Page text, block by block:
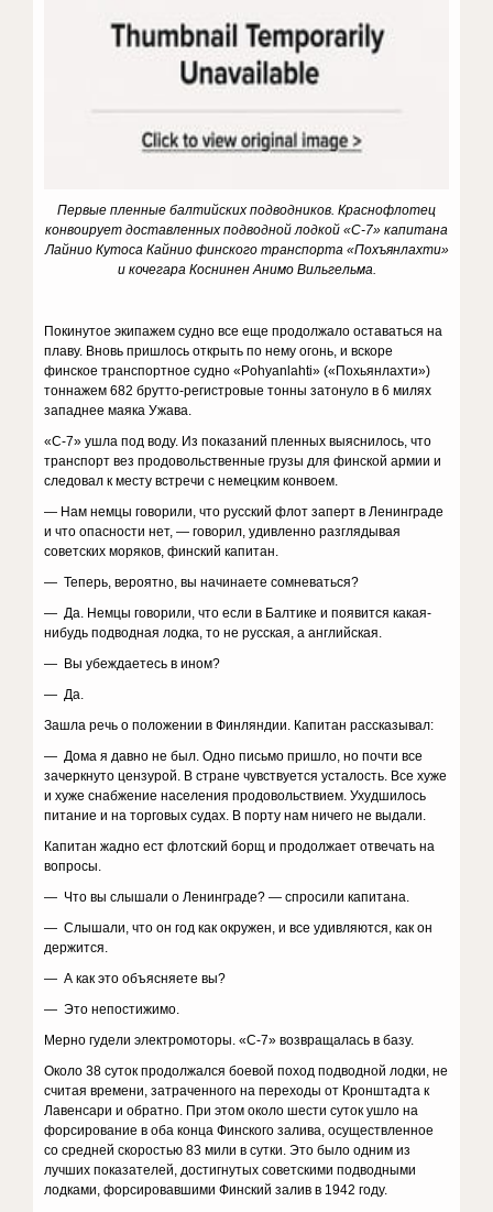
Первые пленные балтийских подводников. Краснофлотец
конвоирует доставленных подводной лодкой «С-7» капитана
Лайнио Кутоса Кайнио финского транспорта «Похъянлахти»
и кочегара Коснинен Анимо Вильгельма.
Покинутое экипажем судно все еще продолжало оставаться на
плаву. Вновь пришлось открыть по нему огонь, и вскоре
финское транспортное судно «Pohyanlahti» («Похьянлахти»)
тоннажем 682 брутто-регистровые тонны затонуло в 6 милях
западнее маяка Ужава.
«С-7» ушла под воду. Из показаний пленных выяснилось, что
транспорт вез продовольственные грузы для финской армии и
следовал к месту встречи с немецким конвоем.
— Нам немцы говорили, что русский флот заперт в Ленинграде
и что опасности нет, — говорил, удивленно разглядывая
советских моряков, финский капитан.
— Теперь, вероятно, вы начинаете сомневаться?
— Да. Немцы говорили, что если в Балтике и появится какая-
нибудь подводная лодка, то не русская, а английская.
— Вы убеждаетесь в ином?
— Да.
Зашла речь о положении в Финляндии. Капитан рассказывал:
— Дома я давно не был. Одно письмо пришло, но почти все
зачеркнуто цензурой. В стране чувствуется усталость. Все хуже
и хуже снабжение населения продовольствием. Ухудшилось
питание и на торговых судах. В порту нам ничего не выдали.
Капитан жадно ест флотский борщ и продолжает отвечать на
вопросы.
— Что вы слышали о Ленинграде? — спросили капитана.
— Слышали, что он год как окружен, и все удивляются, как он
держится.
— А как это объясняете вы?
— Это непостижимо.
Мерно гудели электромоторы. «С-7» возвращалась в базу.
Около 38 суток продолжался боевой поход подводной лодки, не
считая времени, затраченного на переходы от Кронштадта к
Лавенсари и обратно. При этом около шести суток ушло на
форсирование в оба конца Финского залива, осуществленное
со средней скоростью 83 мили в сутки. Это было одним из
лучших показателей, достигнутых советскими подводными
лодками, форсировавшими Финский залив в 1942 году.